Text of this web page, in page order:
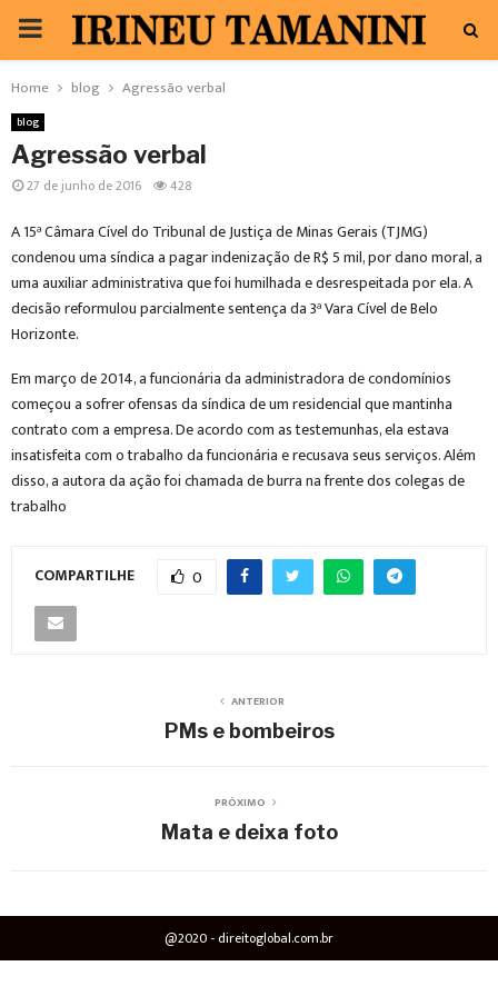
PRIMARY
MENU
Home blog Agressão verbal
blog
Agressão verbal
27 de junho de 2016 428
A 15ª Câmara Cível do Tribunal de Justiça de Minas Gerais (TJMG)
condenou uma síndica a pagar indenização de R$ 5 mil, por dano moral, a
uma auxiliar administrativa que foi humilhada e desrespeitada por ela. A
decisão reformulou parcialmente sentença da 3ª Vara Cível de Belo
Horizonte.
Em março de 2014, a funcionária da administradora de condomínios
começou a sofrer ofensas da síndica de um residencial que mantinha
contrato com a empresa. De acordo com as testemunhas, ela estava
insatisfeita com o trabalho da funcionária e recusava seus serviços. Além
disso, a autora da ação foi chamada de burra na frente dos colegas de
trabalho
COMPARTILHE 0
ANTERIOR
PMs e bombeiros
PRÓXIMO
Mata e deixa foto
@2020 - direitoglobal.com.br